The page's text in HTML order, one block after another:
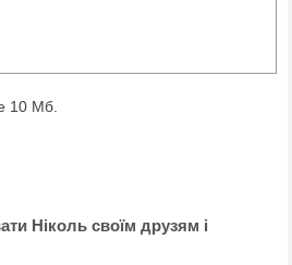
10 Мб.
Ніколь своїм друзям і